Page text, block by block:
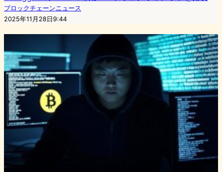
ブロックチェーンニュース
2025年11月28日9:44